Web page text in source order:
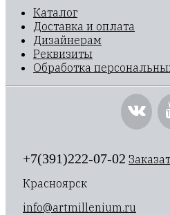
Каталог
Доставка и оплата
Дизайнерам
Реквизиты
Обработка
+7(391)222-07-02
Красноярск
info@artmillenium.ru